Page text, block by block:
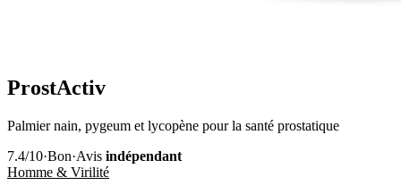
ProstActiv
Palmier nain, pygeum et lycopène pour la santé prostatique
7.4/10·Bon·Avis indépendant
Homme & Virilité